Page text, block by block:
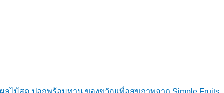
ผลไม้สด ปอกพร้อมทาน ของขวัญเพื่อสุขภาพจาก Simple Fruits